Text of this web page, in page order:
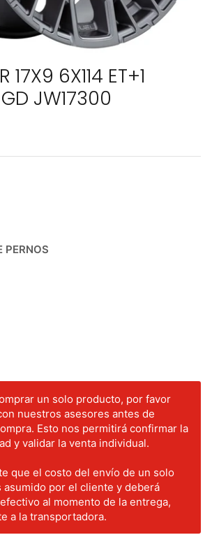
17X9 6X114 ET+1
JW17300
PERNOS
un solo producto, por favor
nuestros asesores antes de
Esto nos permitirá confirmar la
y validar la venta individual.
que el costo del envío de un solo
asumido por el cliente y deberá
al momento de la entrega,
a la transportadora.